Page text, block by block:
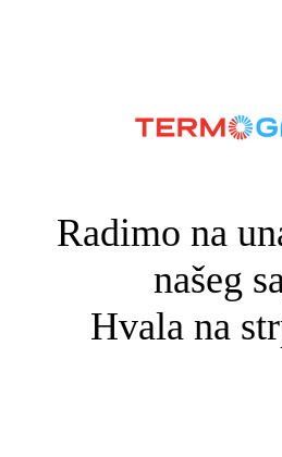
Radimo na
našeg
Hvala na